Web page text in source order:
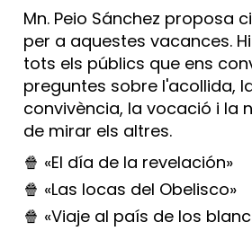
Mn. Peio Sánchez proposa
per a aquestes vacances.
tots els públics que ens
preguntes sobre l'acollida,
convivència, la vocació i la
de mirar els altres.
🍿 «El día de la revelación»
🍿 «Las locas del Obelisco»
🍿 «Viaje al país de los